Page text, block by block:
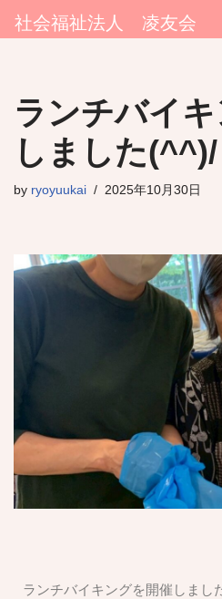
ン
テ
ン
へ
プ
ランチバイ
しました(^^)/
by ryoyuukai 2025年10月30日
ランチバイキングを開催しまし
社会福祉法人 凌友会